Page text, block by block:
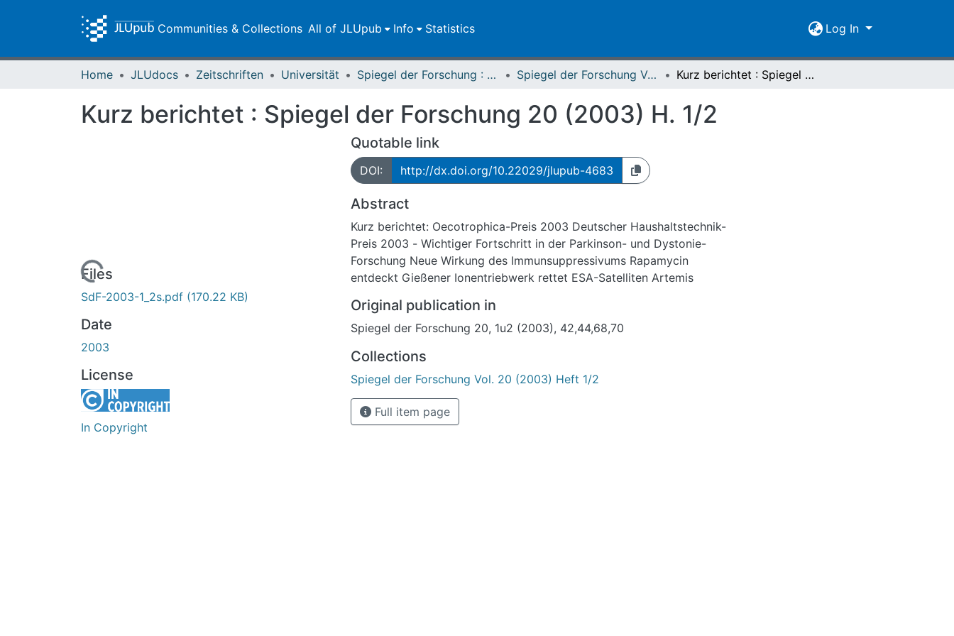
Communities & Collections All of JLUpub Info Statistics Log In
Home JLUdocs Zeitschriften Universität Spiegel der Forschung : Wissenschaftsmagazin Spiegel der Forschung Vol. 20 (2003) Heft 1/2 Kurz berichtet : Spiegel der Forschung 20 (2003) H. 1/2
Kurz berichtet : Spiegel der Forschung 20 (2003) H. 1/2
Loading...
Files
SdF-2003-1_2s.pdf (170.22 KB)
Date
2003
License
In Copyright
Quotable link
DOI: http://dx.doi.org/10.22029/jlupub-4683
Abstract
Kurz berichtet: Oecotrophica-Preis 2003 Deutscher Haushaltstechnik-
Preis 2003 - Wichtiger Fortschritt in der Parkinson- und Dystonie-
Forschung Neue Wirkung des Immunsuppressivums Rapamycin
entdeckt Gießener Ionentriebwerk rettet ESA-Satelliten Artemis
Original publication in
Spiegel der Forschung 20, 1u2 (2003), 42,44,68,70
Collections
Spiegel der Forschung Vol. 20 (2003) Heft 1/2
Full item page